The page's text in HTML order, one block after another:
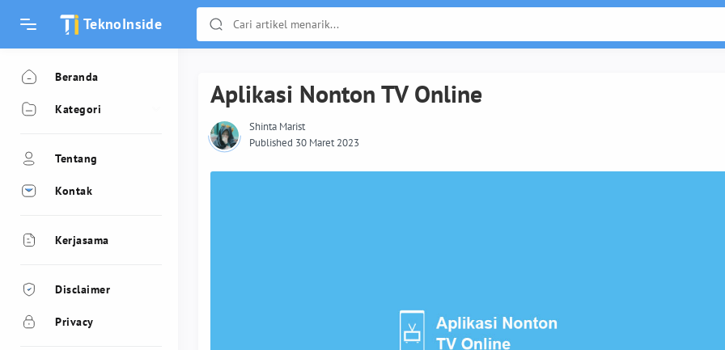
TeknoInside
Aplikasi Nonton TV Online
Shinta Marist
Published 30 Maret 2023
Beranda
Kategori
Tentang
Kontak
Kerjasama
Disclaimer
Privacy